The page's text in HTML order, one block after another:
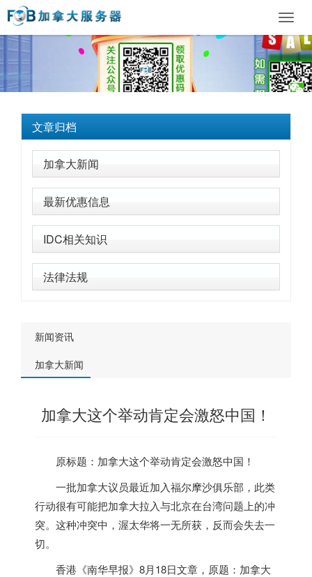
文章归档
加拿大新闻
最新优惠信息
IDC相关知识
法律法规
新闻资讯
加拿大新闻
加拿大这个举动肯定会激怒中国！
原标题： 加拿大这个举动肯定会激怒中国！
一批加拿大议员最近加入福尔摩沙俱乐部 ，此类
行动很有可能把加拿大拉入与北京在台湾问题上的冲
突。这种冲突中，渥太华将一无所获，反而会失去一
切。
香港《南华早报》8月18日文章，原题： 加拿大